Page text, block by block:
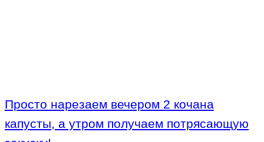
Просто нарезаем вечером 2 кочана
капусты, а утром получаем потрясающую